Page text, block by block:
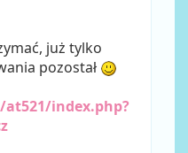
już tylko
pozostał
index.php?